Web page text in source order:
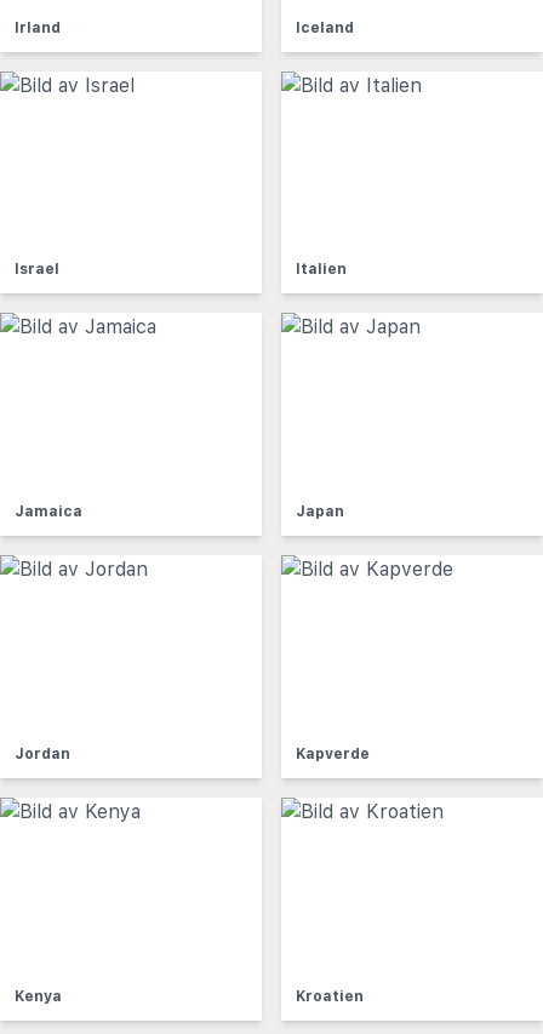
Irland Iceland
Israel Italien
Jamaica Japan
Jordan Kapverde
Kenya Kroatien